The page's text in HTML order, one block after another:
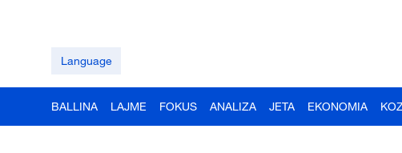
Language
BALLINA LAJME FOKUS ANALIZA JETA EKONOMIA